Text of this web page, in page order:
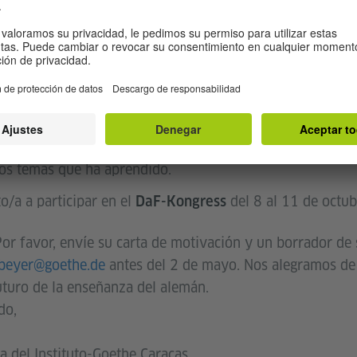
añosde experiencia como profesor/a de alemán como
de motivación
le gustaría realizar en cooperación con el
a a actuar comomultiplicador/adespués de su
temas que ha aprendido.
a a participar en el DaF-Kongress del 8 al 11 de
favor, envíe su carta de motivación y un borrador de
antes del 2 de mayo. Nos alegramos
de la enseñanza del alemán.